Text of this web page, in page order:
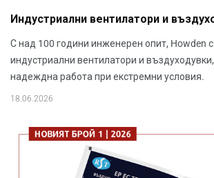
Индустриални вентилатори и
С над 100 години инженерен опит, Howden
индустриални вентилатори и
надеждна работа при екстремни условия.
18.06.2026